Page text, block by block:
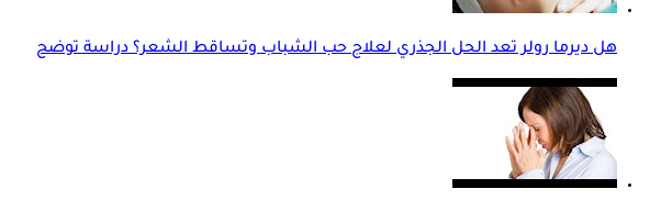
هل ديرما رولر تعد الحل الجذري لعلاج حب الشباب وتساقط الشعر؟ دراسة توضح